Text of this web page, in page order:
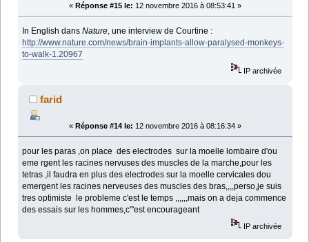
« Réponse #15 le: 12 novembre 2016 à 08:53:41 »
In English dansNature , une interview de Courtine :
http://www.nature.com/news/brain-implants-allow-paralysed-monkeys-
to-walk-1.20967
IP archivée
farid
« Réponse #14 le: 12 novembre 2016 à 08:16:34 »
pour les paras ,on place des electrodes sur la moelle lombaire d'ou
eme rgent les racines nervuses des muscles de la marche,pour les
tetras ,il faudra en plus des electrodes sur la moelle cervicales dou
emergent les racines nerveuses des muscles des bras,,,,perso,je suis
tres optimiste le probleme c'est le temps ,,,,,,mais on a deja commence
des essais sur les hommes,c"'est encourageant
IP archivée